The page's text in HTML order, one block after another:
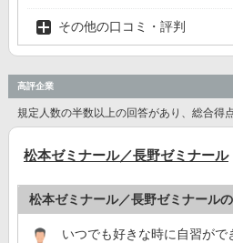
その他の口コミ・評判
高評企業
規定人数の半数以上の回答があり、総合得
松本ゼミナール／長野ゼミナール
松本ゼミナール／長野ゼミナール
いつでも好きな時に自習が